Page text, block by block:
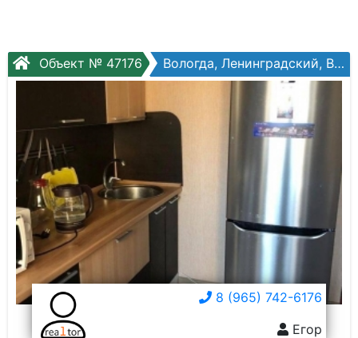
Объект № 47176 Вологда, Ленинградский, Возрождения ул, №26а
8 (965) 742-6176
Егор